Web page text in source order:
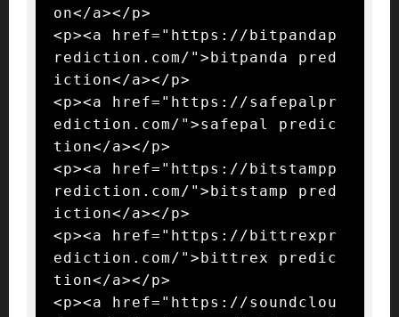
on</a></p>
<p><a href="https://bitpandap
rediction.com/">bitpanda pred
iction</a></p>
<p><a href="https://safepalpr
ediction.com/">safepal predic
tion</a></p>
<p><a href="https://bitstampp
rediction.com/">bitstamp pred
iction</a></p>
<p><a href="https://bittrexpr
ediction.com/">bittrex predic
tion</a></p>
<p><a href="https://soundclou